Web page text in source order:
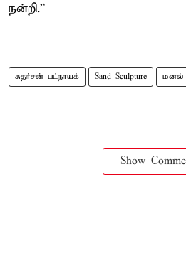
நன்றி.”
சுதர்சன் பட்நாயக் Sand Sculpture மனல்
Show